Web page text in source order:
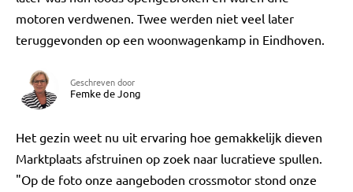
motoren verdwenen. Twee werden niet veel later
teruggevonden op een woonwagenkamp in Eindhoven.
Geschreven door
Femke de Jong
Het gezin weet nu uit ervaring hoe gemakkelijk dieven
Marktplaats afstruinen op zoek naar lucratieve spullen.
"Op de foto onze aangeboden crossmotor stond onze